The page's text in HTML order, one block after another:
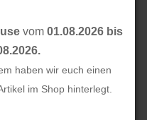
vom 01.08.2026 bis
haben wir euch einen
im Shop hinterlegt.